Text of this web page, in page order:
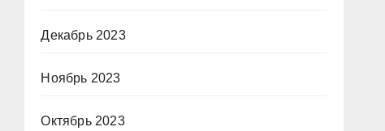
Декабрь 2023
Ноябрь 2023
Октябрь 2023